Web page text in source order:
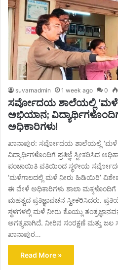
suvarnadmin 1 week ago 0
ಸರ್ವೋದಯ ಶಾಲೆಯಲ್ಲಿ ‘ಮಳೆ
ಅಭಿಯಾನ; ವಿದ್ಯಾರ್ಥಿಗಳೊಂದಿಗೆ
ಅಧಿಕಾರಿಗಳು!
ಖಾನಾಪುರ: ಸರ್ವೋದಯ ಶಾಲೆಯಲ್ಲಿ
ವಿದ್ಯಾರ್ಥಿಗಳೊಂದಿಗೆ ಪ್ರತಿಜ್ಞೆ ಸ್ವೀಕರಿಸಿದ
ಪಂಚಾಯಿತಿ ವತಿಯಿಂದ ಸ್ಥಳೀಯ
‘ಮಳೆಗಾಲದಲ್ಲಿ ಮಳೆ ನೀರು ಹಿಡಿಯಿರಿ’
ಈ ವೇಳೆ ಅಧಿಕಾರಿಗಳು ಶಾಲಾ
ಮಹತ್ವದ ಪ್ರತಿಜ್ಞಾವಚನ ಸ್ವೀಕರಿಸಿದರು.
ಸ್ಥಳಗಳಲ್ಲಿ ಮಳೆ ನೀರು ಕೊಯ್ಲು
ಅಗತ್ಯವಾಗಿದೆ. ನೀರಿನ ಸಂರಕ್ಷಣೆ ಮತ್ತು
ಖಾನಾಪುರ…
Read More »